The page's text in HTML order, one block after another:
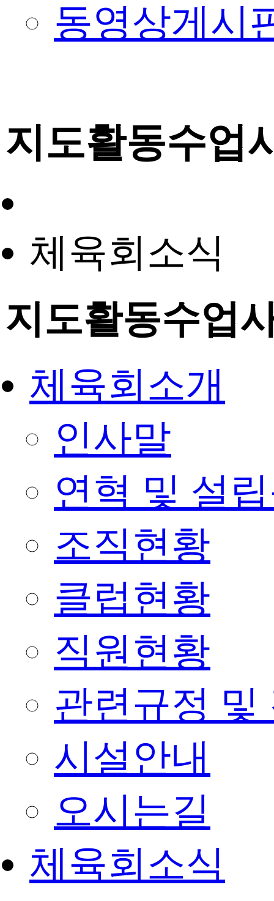
동영상게시
지도활동수업
체육회소식
지도활동수업
체육회소개
인사말
연혁 및 설
조직현황
클럽현황
직원현황
관련규정 및
시설안내
오시는길
체육회소식